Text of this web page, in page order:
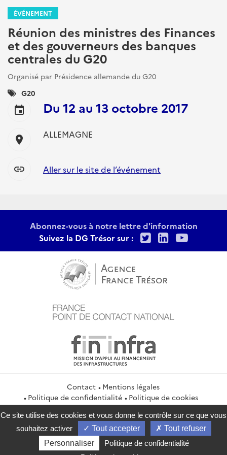
ÉVÉNEMENT
Réunion des ministres des Finances
et des gouverneurs des banques
centrales du G20
Organisé par Présidence allemande du G20
Catégories
:
G20
event Du 12 au 13 octobre 2017
location_on ALLEMAGNE
link Aller sur le site de l’événement
Abonnez-vous à notre lettre d'information
Suivez la DG Trésor sur :
TwitterLinkedIn
Contact
Mentions légales
Politique de confidentialité
Politique de cookies
Gestion des cookies
Flux RSS
service-public.gouv.fr
legifrance.gouv.fr
info.gouv.fr
data.gouv.fr
Ce site utilise des cookies et vous donne le contrôle sur ce que vous
souhaitez activer
Tout accepter
Tout refuser
Personnaliser
Politique de confidentialité